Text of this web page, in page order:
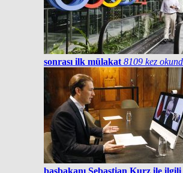
sonrası ilk mülakat 8109 kez
başbakanı Sebastian Kurz ile